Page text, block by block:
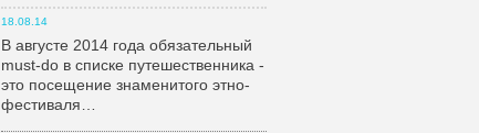
18.08.14
В августе 2014 года обязательный
must-do в списке путешественника -
это посещение знаменитого этно-
фестиваля…